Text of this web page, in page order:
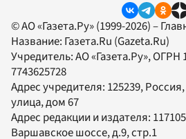
© АО «Газета.Ру» (1999-2026) –
Название: Газета.Ru (Gazeta.Ru)
Учредитель:АО «Газета.Ру», ОГРН
7743625728
Адрес учредителя: 125239,
улица, дом 67
Адрес редакции и издателя: 117105
Варшавское шоссе, д.9, стр.1